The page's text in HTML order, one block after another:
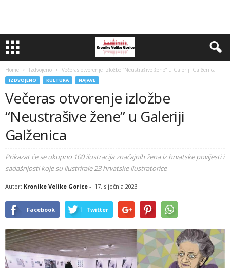
Home Izdvojeno Večeras otvorenje izložbe “Neustrašive žene” u Galeriji Galženica
IZDVOJENO KULTURA NAJAVE
Večeras otvorenje izložbe
“Neustrašive žene” u Galeriji
Galženica
Prikazat će se ukupno 100 ilustracija značajnih žena iz hrvatske povijesti i
sadašnjosti koje su ilustrirale 23 hrvatske ilustratorice
Autor: Kronike Velike Gorice - 17. siječnja 2023
Facebook Twitter